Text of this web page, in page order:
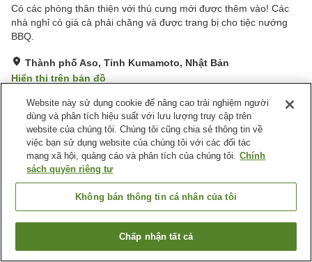
Có các phòng thân thiện với thú cưng mới được thêm vào! Các
nhà nghỉ có giá cả phải chăng và được trang bị cho tiệc nướng
BBQ.
Thành phố Aso, Tỉnh Kumamoto, Nhật Bản
Hiển thị trên bản đồ
Rất tốt Đánh giá:45lượt
Tiện nghi chỗ nghỉ
Bãi đỗ xe Thân thiện với thú cưng
Nhật Bản Tỉnh Kumamoto
Thành phố Aso
Kosugi Resort with Dogs Lodge
Tìm phòng trống
Website này sử dụng cookie để nâng cao trải nghiệm người
dùng và phân tích hiệu suất với lưu lượng truy cập trên
website của chúng tôi. Chúng tôi cũng chia sẻ thông tin về
việc bạn sử dụng website của chúng tôi với các đối tác
mạng xã hội, quảng cáo và phân tích của chúng tôi. Chính
sách quyền riêng tư
Không bán thông tin cá nhân của tôi
Chấp nhận tất cả